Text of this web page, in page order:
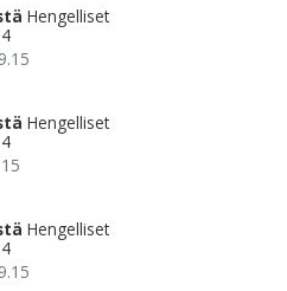
Hengelliset
Hengelliset
Hengelliset